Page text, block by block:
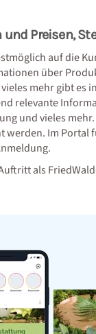
Preisen,
auf die
über
mehr gibt
relevante
und vieles
Im
als